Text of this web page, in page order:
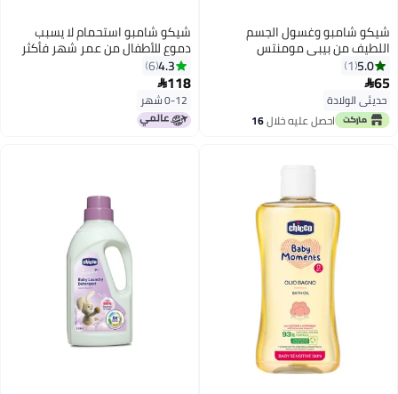
شيكو شامبو وغسول الجسم
اللطيف من بيبي مومنتس
5.0
1
65
حديثي الولادة
احصل عليه خلال16
شيكو شامبو استحمام لا يسبب
دموع للأطفال من عمر شهر فأكثر
بحجم 500 مل
4.3
6
118
0-12 شهر